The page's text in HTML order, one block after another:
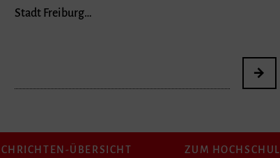
Stadt Freiburg…
ÜBERSICHT ZUM